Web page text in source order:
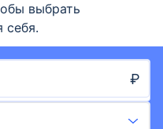
выбрать
себя.
₽